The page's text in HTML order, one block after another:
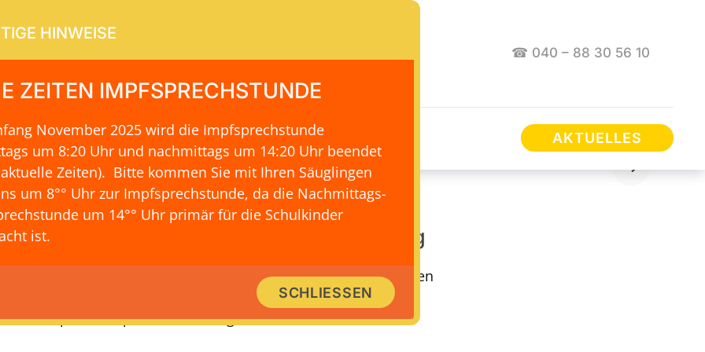
☎ 040 – 88 30 56 10
KONTAKT & LAGE AKTUELLES
von Dr. med. Stephan Schoof, Hamburg
stellt Wissen zur Verfügung und schafft die Möglichkeit, Wissen
Es gibt Einblick in Dr. Stephan Schoof kardiologischen
Kooperationspartner und Mitgliedschaften.
HINWEISE
ZEITEN IMPFSPRECHSTUNDE
November 2025 wird die Impfsprechstunde
um 8:20 Uhr und nachmittags um 14:20 Uhr beendet
Zeiten). Bitte kommen Sie mit Ihren Säuglingen
um 8°° Uhr zur Impfsprechstunde, da die Nachmittags-
um 14°° Uhr primär für die Schulkinder
ist.
SCHLIESSEN